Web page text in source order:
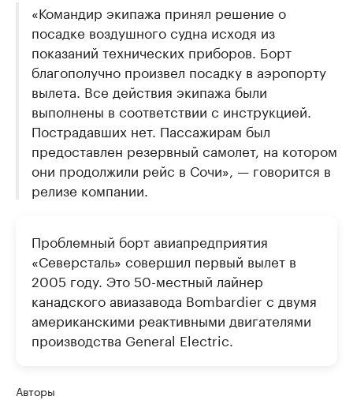
«Командир экипажа принял решение о
посадке воздушного судна исходя из
показаний технических приборов. Борт
благополучно произвел посадку в аэропорту
вылета. Все действия экипажа были
выполнены в соответствии с инструкцией.
Пострадавших нет. Пассажирам был
предоставлен резервный самолет, на котором
они продолжили рейс в Сочи», — говорится в
релизе компании.
Проблемный борт авиапредприятия
«Северсталь» совершил первый вылет в
2005 году. Это 50-местный лайнер
канадского авиазавода Bombardier с двумя
американскими реактивными двигателями
производства General Electric.
Авторы